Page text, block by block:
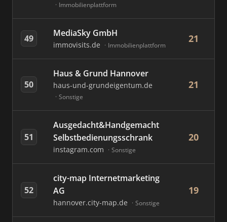
Immobilienplattform
49 MediaSky GmbH
immovisits.de Immobilienplattform
21
50
Haus & Grund Hannover
haus-und-grundeigentum.de
Sonstige
21
51
Ausgedacht&Handgemacht
Selbstbedienungsschrank
instagram.com Sonstige
20
52
city-map Internetmarketing
AG
hannover.city-map.de Sonstige
19